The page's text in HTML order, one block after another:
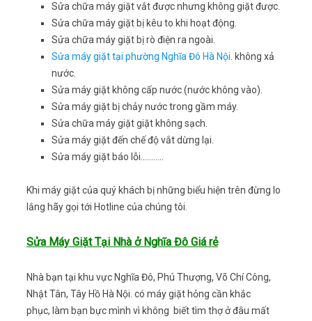
Sửa chữa máy giặt vắt được nhưng không giặt được.
Sửa chữa máy giặt bị kêu to khi hoạt động.
Sửa chữa máy giặt bị rò điện ra ngoài.
Sửa máy giặt tại phường Nghĩa Đô Hà Nội . không xả
nước.
Sửa máy giặt không cấp nước (nước không vào).
Sửa máy giặt bị chảy nước trong gầm máy.
Sửa chữa máy giặt giặt không sạch.
Sửa máy giặt đến chế độ vắt dừng lại.
Sửa máy giặt báo lỗi………..
Khi máy giặt của quý khách bị những biểu hiện trên đừng lo
lắng hãy gọi tới Hotline của chúng tôi.
Sửa Máy Giặt Tại Nhà ở Nghĩa Đô Giá rẻ
Nhà bạn tại khu vực Nghĩa Đô, Phú Thượng, Võ Chí Công,
Nhật Tân, Tây Hồ Hà Nội. có máy giặt hỏng cần khắc
phục, làm bạn bực mình vì không biết tìm thợ ở đâu mất